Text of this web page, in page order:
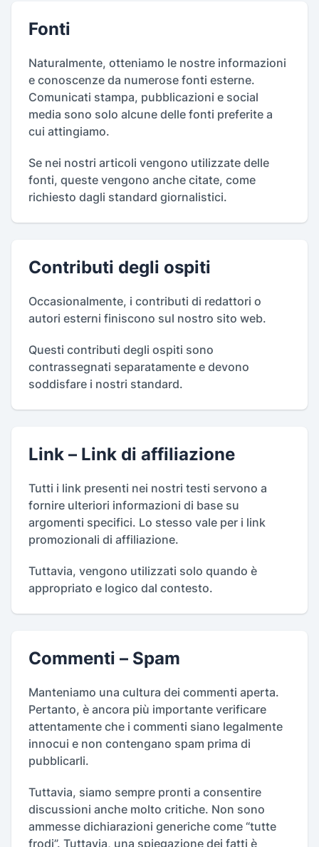
Fonti
Naturalmente, otteniamo le nostre informazioni
e conoscenze da numerose fonti esterne.
Comunicati stampa, pubblicazioni e social
media sono solo alcune delle fonti preferite a
cui attingiamo.
Se nei nostri articoli vengono utilizzate delle
fonti, queste vengono anche citate, come
richiesto dagli standard giornalistici.
Contributi degli ospiti
Occasionalmente, i contributi di redattori o
autori esterni finiscono sul nostro sito web.
Questi contributi degli ospiti sono
contrassegnati separatamente e devono
soddisfare i nostri standard.
Link – Link di affiliazione
Tutti i link presenti nei nostri testi servono a
fornire ulteriori informazioni di base su
argomenti specifici. Lo stesso vale per i link
promozionali di affiliazione.
Tuttavia, vengono utilizzati solo quando è
appropriato e logico dal contesto.
Commenti – Spam
Manteniamo una cultura dei commenti aperta.
Pertanto, è ancora più importante verificare
attentamente che i commenti siano legalmente
innocui e non contengano spam prima di
pubblicarli.
Tuttavia, siamo sempre pronti a consentire
discussioni anche molto critiche. Non sono
ammesse dichiarazioni generiche come “tutte
frodi”. Tuttavia, una spiegazione dei fatti è